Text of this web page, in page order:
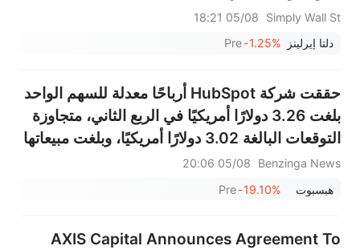
Simply Wall St
05/08 18:21
دلتا إيرلينز
-1.25%
Pre
حققت شركة HubSpot أرباحًا معدلة للسهم الواحد
بلغت 3.26 دولارًا أمريكيًا في الربع الثاني، متجاوزة
التوقعات البالغة 3.02 دولارًا أمريكيًا، وبلغت مبيعاتها
911.700 مليون دولار أمريكي، متجاوزة التوقعاتBenzinga News
05/08 20:06
هبسبوت
-19.10%
Pre
AXIS Capital Announces Agreement To